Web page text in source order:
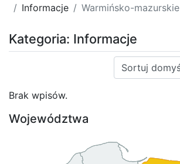
Informacje
Warmińsko-mazurskie
Kategoria: Informacje
Sortuj:
Brak wpisów.
Województwa